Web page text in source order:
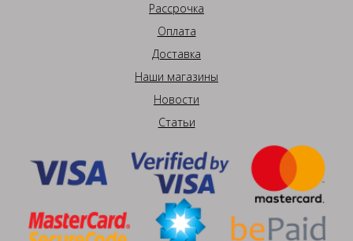
Рассрочка
Оплата
Доставка
Наши магазины
Новости
Статьи